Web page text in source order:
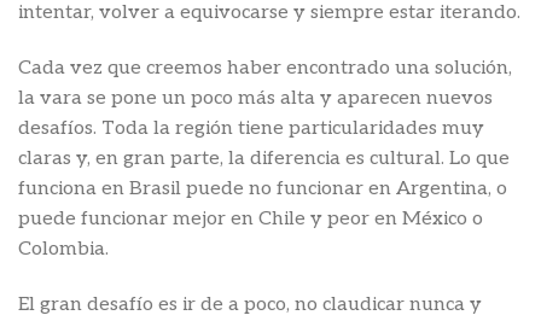
intentar, volver a equivocarse y siempre estar iterando.
Cada vez que creemos haber encontrado una solución,
la vara se pone un poco más alta y aparecen nuevos
desafíos. Toda la región tiene particularidades muy
claras y, en gran parte, la diferencia es cultural. Lo que
funciona en Brasil puede no funcionar en Argentina, o
puede funcionar mejor en Chile y peor en México o
Colombia.
El gran desafío es ir de a poco, no claudicar nunca y